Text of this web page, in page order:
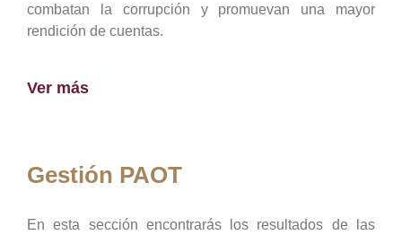
combatan la corrupción y promuevan una mayor
rendición de cuentas.
Ver más
Gestión PAOT
En esta sección encontrarás los resultados de las